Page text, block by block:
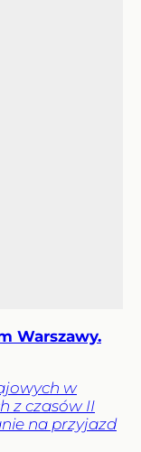
Warszawy.
w
z czasów II
na przyjazd